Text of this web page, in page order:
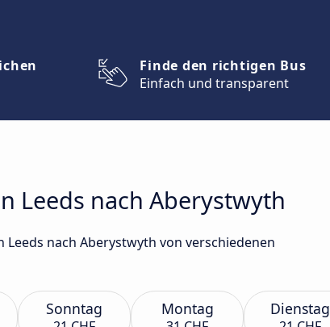
Finde den richtigen Bus
Einfach und transparent
Leeds nach Aberystwyth
nach Aberystwyth von verschiedenen
Sonntag Montag Dienstag